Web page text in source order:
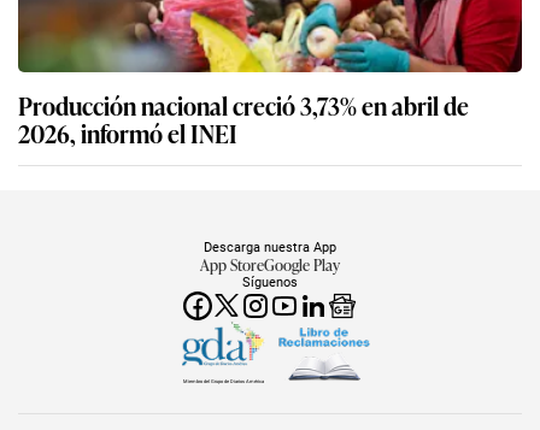
Producción nacional creció 3,73% en abril de
2026, informó el INEI
Síguenos
Descarga nuestra App
App StoreGoogle Play
Miembro del Grupo de Diarios América